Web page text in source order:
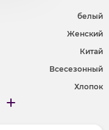
белый
Женский
Китай
Всесезонный
Хлопок